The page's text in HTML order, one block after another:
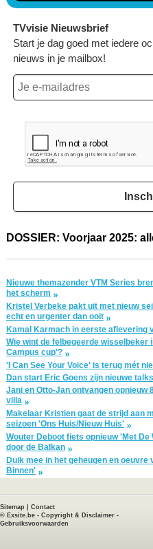
TVvisie Nieuwsbrief
Start je dag goed met iedere
nieuws in je mailbox!
DOSSIER: Voorjaar 2025:
Nieuwe themazender VTM Series
het scherm
Kristel Verbeke pakt uit met nieuw
echt en urgenter dan ooit
Kamal Karmach in eerste aflevering
Wie wint de felbegeerde wisselbeker
Campus cup'?
'I Can See Your Voice' is terug mét
Dan start Eric Goens zijn nieuwe
Jani en Otto-Jan ontvangen opnieuw
villa
Makelaar Kristien gaat de strijd aan
seizoen 'Ons Huis/Nieuw Huis'
Wouter Deboot fiets opnieuw 'Met
door de Balkan
Duik mee in het geheugen en
Binnen'
Sitemap
Contact
© Exsite.be - Copyright & Disclaimer -
Gebruiksvoorwaarden